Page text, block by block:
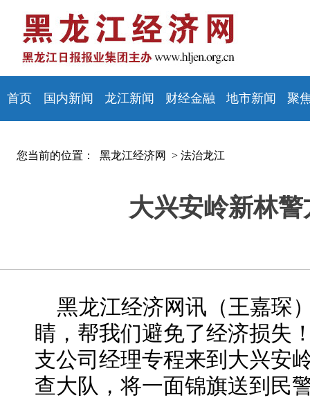
首页 国内新闻 龙江新闻 财经金融 地市新闻 聚
您当前的位置： 黑龙江经济网 > 法治龙江
大兴安岭新林
黑龙江经济网讯（王嘉琛
睛，帮我们避免了经济损失
支公司经理专程来到大兴安
查大队，将一面锦旗送到民